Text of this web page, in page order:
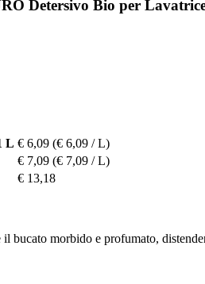
Detersivo Bio per
L € 6,09 (€ 6,09 / L)
€ 7,09 (€ 7,09 / L)
€ 13,18
bucato morbido e profumato,